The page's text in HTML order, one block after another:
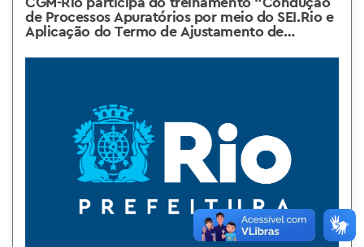
de Processos Apuratórios por meio do SEI.Rio e
Aplicação do Termo de Ajustamento de